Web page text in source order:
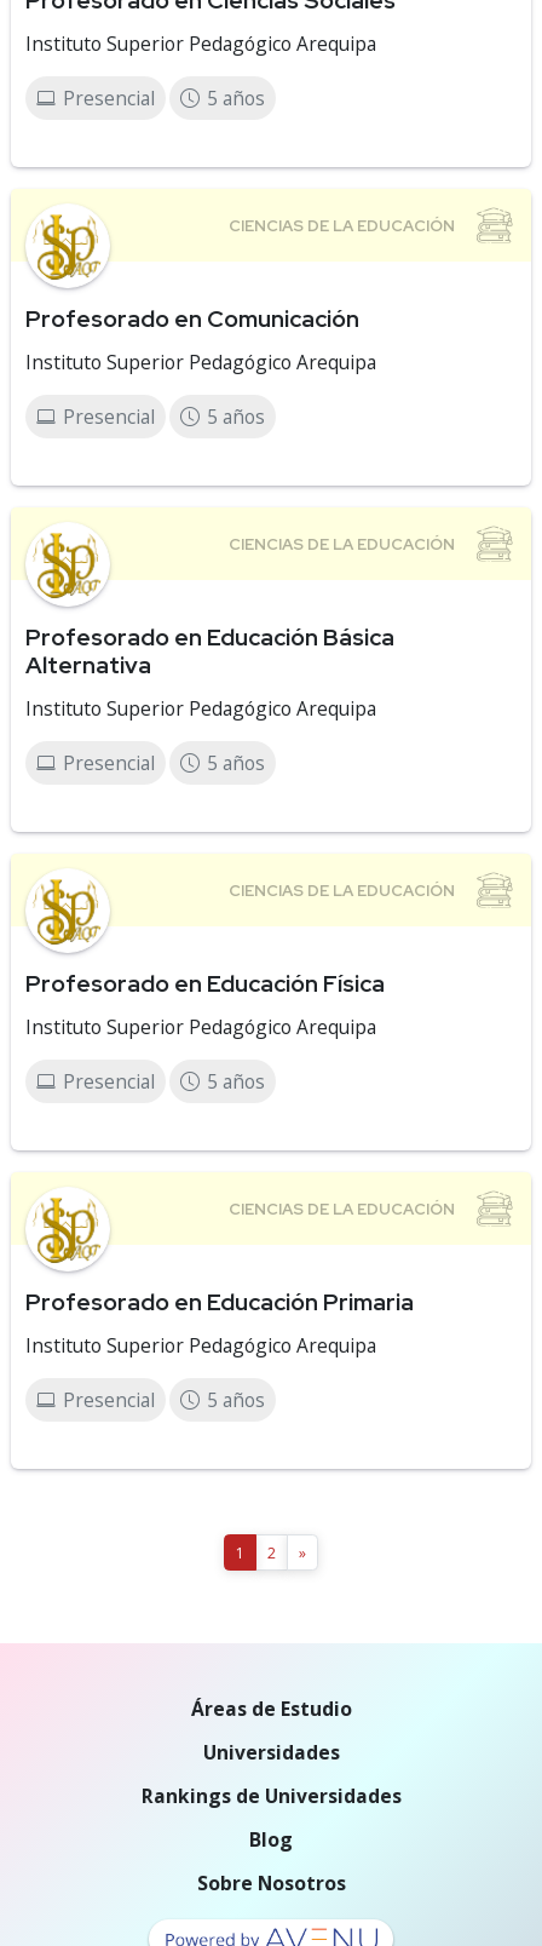
Instituto Superior Pedagógico Arequipa
Presencial 5 años
Profesorado en Comunicación
Instituto Superior Pedagógico Arequipa
Presencial 5 años
Profesorado en Educación Básica
Alternativa
Instituto Superior Pedagógico Arequipa
Presencial 5 años
Profesorado en Educación Física
Instituto Superior Pedagógico Arequipa
Presencial 5 años
Profesorado en Educación Primaria
Instituto Superior Pedagógico Arequipa
Presencial 5 años
1 2 »
Áreas de Estudio
Universidades
Rankings de Universidades
Blog
Sobre Nosotros